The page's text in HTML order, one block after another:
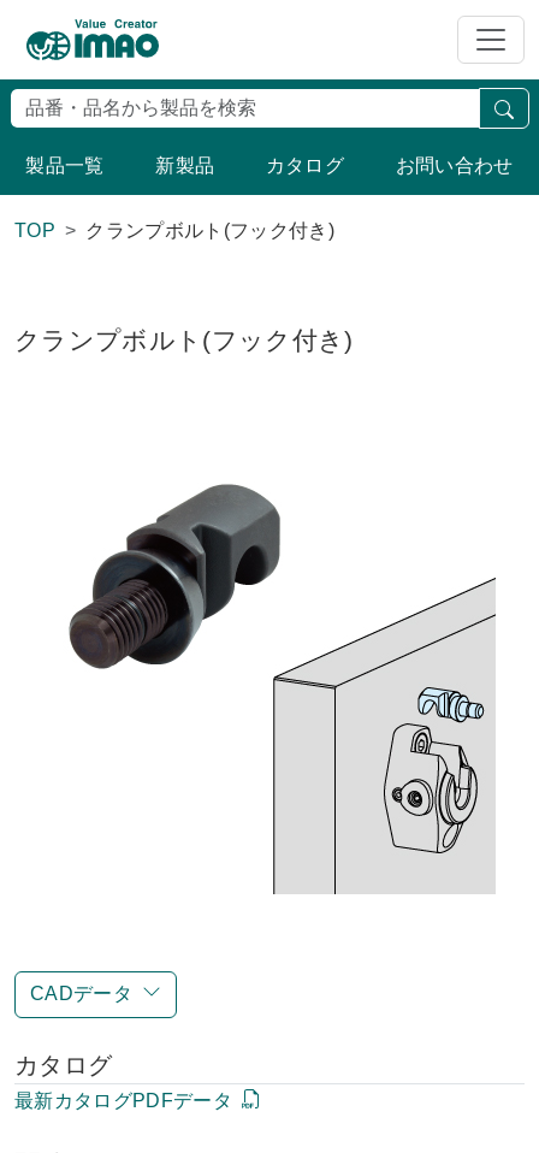
製品一覧 新製品 カタログ お問い合わせ
TOP クランプボルト(フック付き)
クランプボルト(フック付き)
CADデータ
カタログ
最新カタログPDFデータ